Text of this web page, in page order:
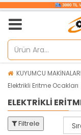
KUYUMCU MAKİNALARI
Elektrikli Eritme Ocakları
ELEKTRIKLI
Filtrele